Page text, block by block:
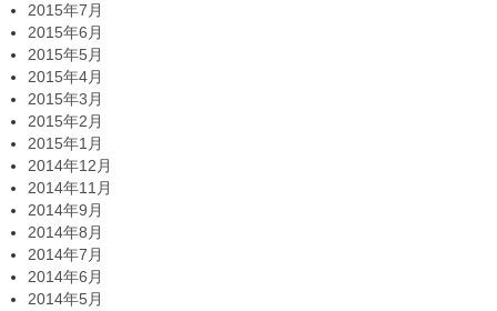
2015年7月
2015年6月
2015年5月
2015年4月
2015年3月
2015年2月
2015年1月
2014年12月
2014年11月
2014年9月
2014年8月
2014年7月
2014年6月
2014年5月